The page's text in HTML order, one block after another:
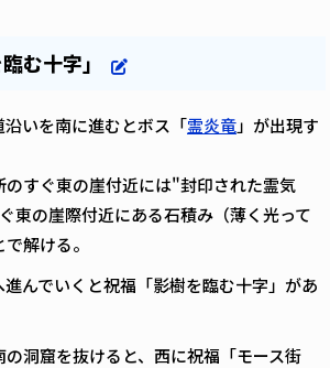
む十字」
いを南に進むとボス「霊炎竜」が出現す
のすぐ東の崖付近には"封印された霊気
東の崖際付近にある石積み（薄く光って
解ける。
んでいくと祝福「影樹を臨む十字」があ
洞窟を抜けると、西に祝福「モース街